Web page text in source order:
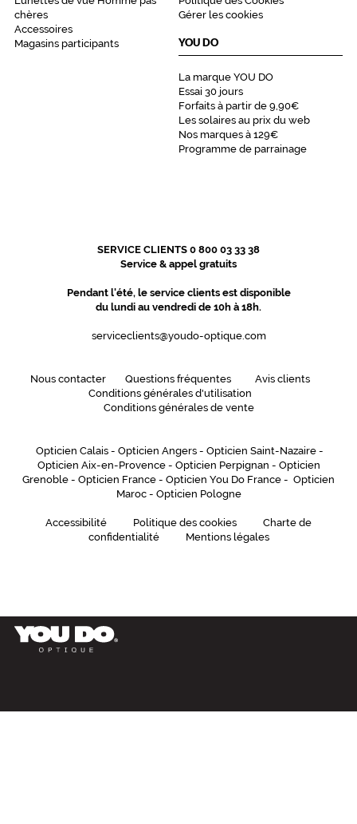
chères
Accessoires
Magasins participants
Gérer les cookies
YOU DO
La marque YOU DO
Essai 30 jours
Forfaits à partir de 9,90€
Les solaires au prix du web
Nos marques à 129€
Programme de parrainage
SERVICE CLIENTS 0 800 03 33 38
Service & appel gratuits
Pendant l'été, le service clients est disponible
du lundi au vendredi de 10h à 18h.
serviceclients@youdo-optique.com
Nous contacter Questions fréquentes
Avis clients
Conditions générales d'utilisation
Conditions générales de vente
Opticien Calais - Opticien Angers - Opticien Saint-Nazaire -
Opticien Aix-en-Provence- Opticien Perpignan - Opticien
Grenoble - Opticien France - Opticien You Do France - Opticien
Maroc- Opticien Pologne
Accessibilité Politique des cookies
Charte de
confidentialité
Mentions légales